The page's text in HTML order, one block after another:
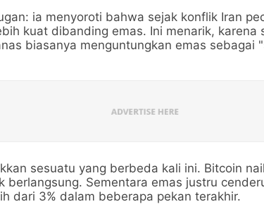
ia menyoroti bahwa sejak konflik Iran
kuat dibanding emas. Ini menarik, karena
biasanya menguntungkan emas sebagai
sesuatu yang berbeda kali ini. Bitcoin
berlangsung. Sementara emas justru
dari 3% dalam beberapa pekan terakhir.